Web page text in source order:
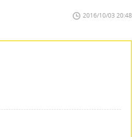
2016/10/03 20:48